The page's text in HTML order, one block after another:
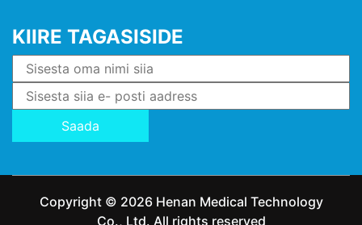
KIIRE TAGASISIDE
Saada
Copyright © 2026 Henan Medical Technology
Co., Ltd. All rights reserved